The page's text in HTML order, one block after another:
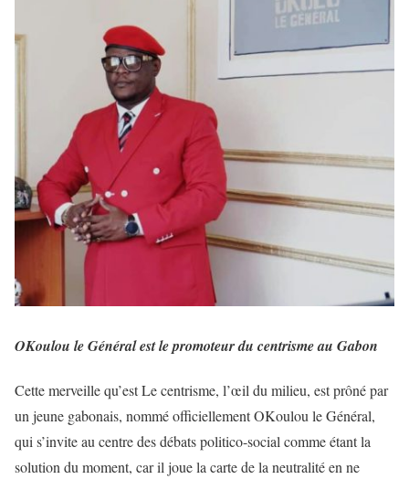
OKoulou le Général est le promoteur du centrisme au Gabon
Cette merveille qu’est Le centrisme, l’œil du milieu, est prôné par
un jeune gabonais, nommé officiellement OKoulou le Général,
qui s’invite au centre des débats politico-social comme étant la
solution du moment, car il joue la carte de la neutralité en ne